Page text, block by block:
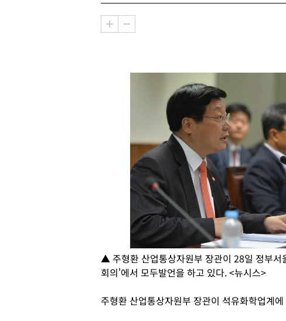
▲ 주형환 산업통상자원부 장관이 28일 정부
회의'에서 모두발언을 하고 있다. <뉴시스>
주형환 산업통상자원부 장관이 석유화학업계